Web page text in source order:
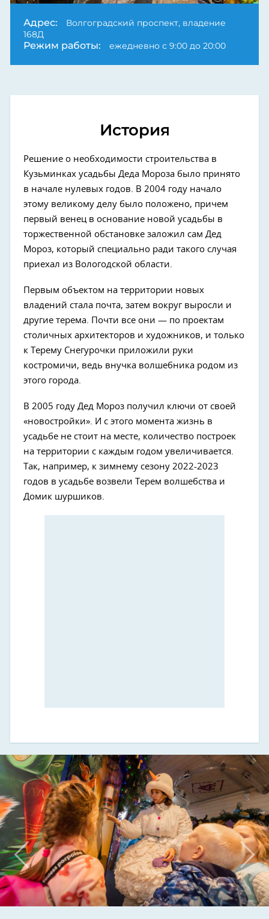
Адрес:
Волгоградский проспект, владение
168Д
Режим работы: ежедневно с 9:00 до 20:00
История
Решение о необходимости строительства в
Кузьминках усадьбы Деда Мороза было принято
в начале нулевых годов. В 2004 году начало
этому великому делу было положено, причем
первый венец в основание новой усадьбы в
торжественной обстановке заложил сам Дед
Мороз, который специально ради такого случая
приехал из Вологодской области.
Первым объектом на территории новых
владений стала почта, затем вокруг выросли и
другие терема. Почти все они — по проектам
столичных архитекторов и художников, и только
к Терему Снегурочки приложили руки
костромичи, ведь внучка волшебника родом из
этого города.
В 2005 году Дед Мороз получил ключи от своей
«новостройки». И с этого момента жизнь в
усадьбе не стоит на месте, количество построек
на территории с каждым годом увеличивается.
Так, например, к зимнему сезону 2022-2023
годов в усадьбе возвели Терем волшебства и
Домик шуршиков.